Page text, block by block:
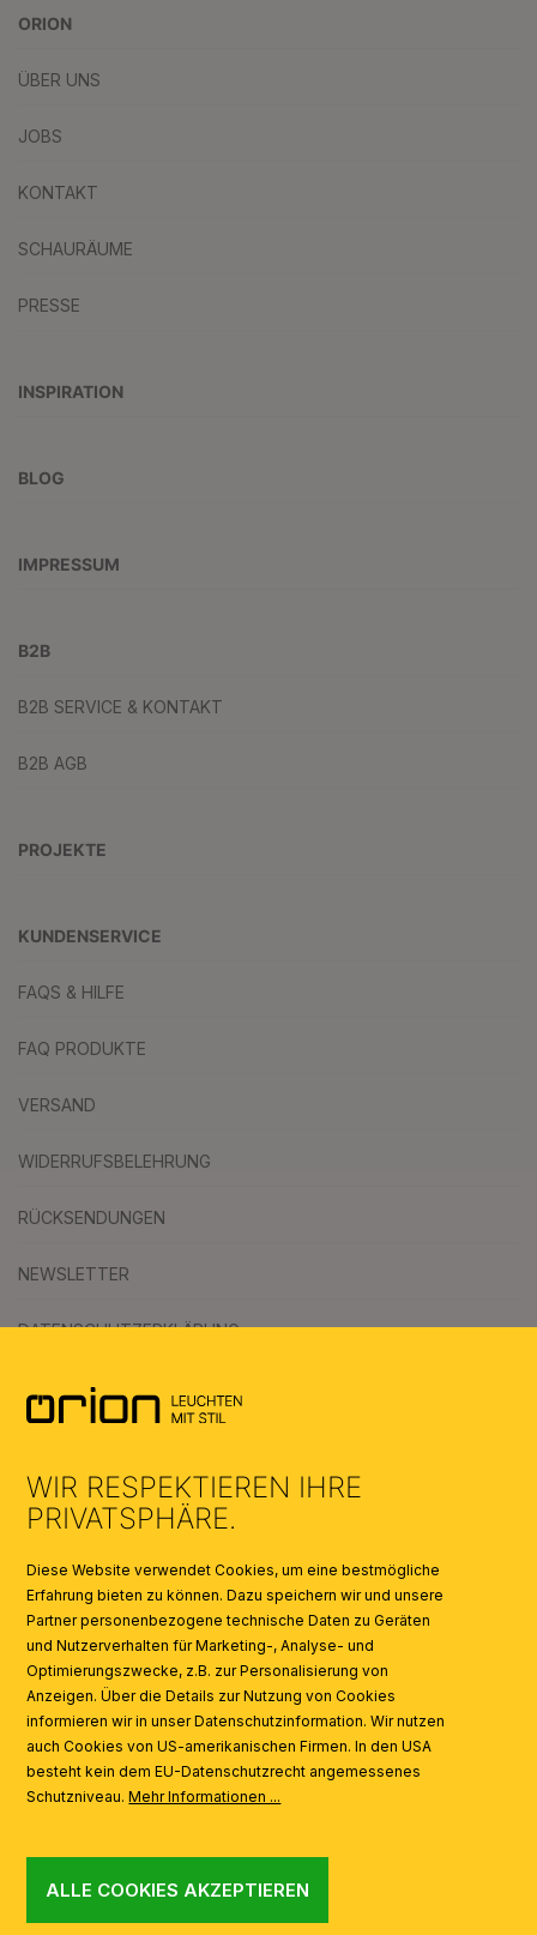
ORION
ÜBER UNS
JOBS
KONTAKT
SCHAURÄUME
PRESSE
INSPIRATION
BLOG
IMPRESSUM
B2B
B2B SERVICE & KONTAKT
B2B AGB
PROJEKTE
KUNDENSERVICE
FAQS & HILFE
FAQ PRODUKTE
VERSAND
WIDERRUFSBELEHRUNG
RÜCKSENDUNGEN
NEWSLETTER
DATENSCHUTZERKLÄRUNG
KATALOGE
AI
WIR RESPEKTIEREN IHRE
PRIVATSPHÄRE.
Diese Website verwendet Cookies, um eine bestmögliche
Erfahrung bieten zu können. Dazu speichern wir und unsere
Partner personenbezogene technische Daten zu Geräten
und Nutzerverhalten für Marketing-, Analyse- und
Optimierungszwecke, z.B. zur Personalisierung von
Anzeigen. Über die Details zur Nutzung von Cookies
informieren wir in unser Datenschutzinformation. Wir nutzen
auch Cookies von US-amerikanischen Firmen. In den USA
besteht kein dem EU-Datenschutzrecht angemessenes
Schutzniveau.Mehr Informationen ...
ALLE COOKIES AKZEPTIEREN